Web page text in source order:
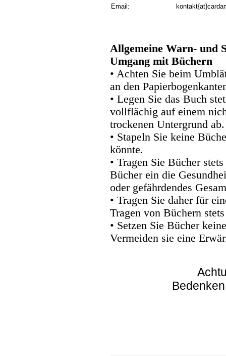
Email:
Allgemeine Warn- und
Umgang mit Büchern
• Achten Sie beim
an den
• Legen Sie das Buch
vollflächig auf einem
trockenen Untergrund ab.
• Stapeln Sie keine
könnte.
• Tragen Sie Bücher
Bücher ein die
oder gefährdendes
• Tragen Sie daher für
Tragen von Büchern
• Setzen Sie Bücher
Vermeiden sie eine